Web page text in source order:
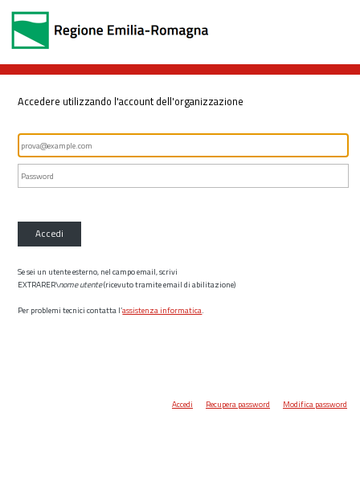
Accedere utilizzando l'account dell'organizzazione
Accedi
Se sei un utente esterno, nel campo email, scrivi
EXTRARER\nome utente(ricevuto tramite email di abilitazione)
Per problemi tecnici contatta l’assistenza informatica.
Accedi Recupera password Modifica password